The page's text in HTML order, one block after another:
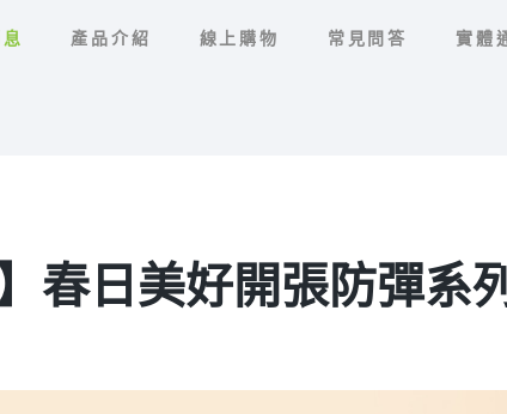
產品介紹 線上購物 常見問答 實體
春日美好開張防彈系